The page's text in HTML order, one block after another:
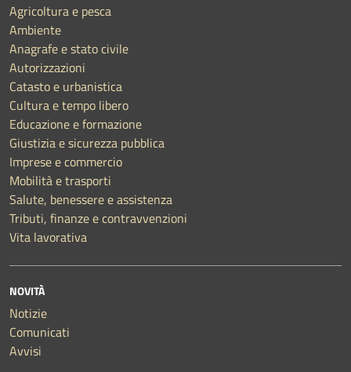
Agricoltura e pesca
Ambiente
Anagrafe e stato civile
Autorizzazioni
Catasto e urbanistica
Cultura e tempo libero
Educazione e formazione
Giustizia e sicurezza pubblica
Imprese e commercio
Mobilità e trasporti
Salute, benessere e assistenza
Tributi, finanze e contravvenzioni
Vita lavorativa
NOVITÀ
Notizie
Comunicati
Avvisi